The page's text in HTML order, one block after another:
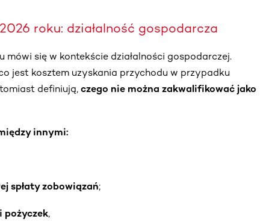
roku: działalność gospodarcza
się w kontekście działalności gospodarczej.
jest kosztem uzyskania przychodu w przypadku
definiują, czego nie można zakwalifikować jako
innymi:
spłaty zobowiązań;
pożyczek,